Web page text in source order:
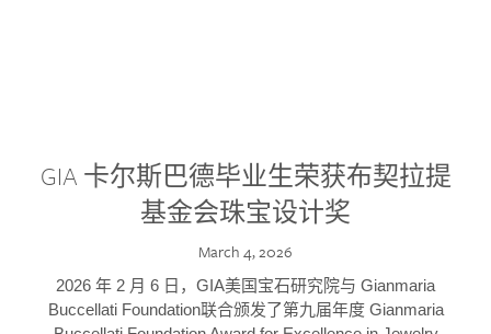
GIA 卡尔斯巴德毕业生荣获布契拉提
基金会珠宝设计奖
March 4, 2026
2026 年 2 月 6 日，GIA美国宝石研究院与 Gianmaria
Buccellati Foundation联合颁发了第九届年度 Gianmaria